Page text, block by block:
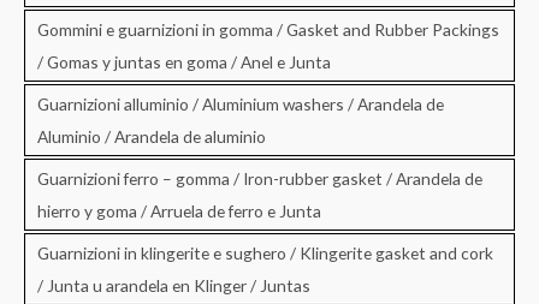
Gommini e guarnizioni in gomma / Gasket and Rubber Packings
/ Gomas y juntas en goma / Anel e Junta
Guarnizioni alluminio / Aluminium washers / Arandela de
Aluminio / Arandela de aluminio
Guarnizioni ferro – gomma / Iron-rubber gasket / Arandela de
hierro y goma / Arruela de ferro e Junta
Guarnizioni in klingerite e sughero / Klingerite gasket and cork
/ Junta u arandela en Klinger / Juntas